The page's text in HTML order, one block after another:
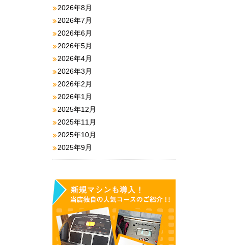
2026年8月
2026年7月
2026年6月
2026年5月
2026年4月
2026年3月
2026年2月
2026年1月
2025年12月
2025年11月
2025年10月
2025年9月